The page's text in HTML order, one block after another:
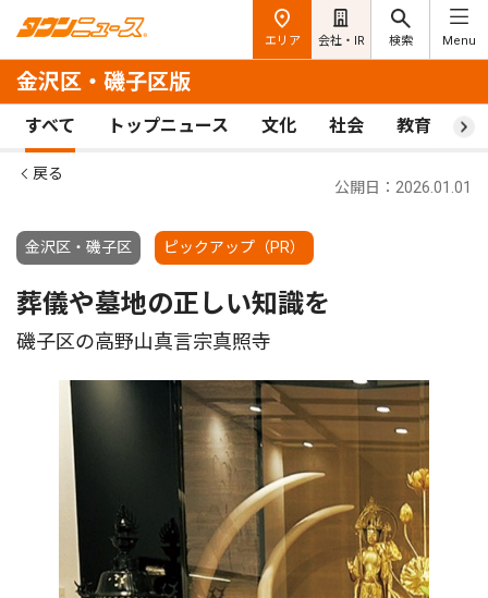
エリア 会社・IR 検索 Menu
金沢区・磯子区版
すべて トップニュース 文化 社会 教育 ス
戻る
金沢区・磯子区 ピックアップ（PR）
公開日：2026.01.01
葬儀や墓地の正しい知識を
磯子区の高野山真言宗真照寺